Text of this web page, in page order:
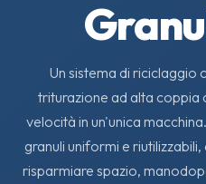
Un sistema di riciclaggio
triturazione ad alta coppia
velocità in un'unica
granuli uniformi e
risparmiare spazio,